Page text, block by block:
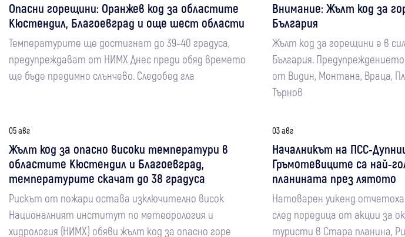
Опасни горещини: Оранжев код за областите
Кюстендил, Благоевград и още шест области
Температурите ще достигнат до 39–40 градуса,
предупреждават от НИМХ Днес преди обяд времето
ще бъде предимно слънчево. Следобед гла
Внимание: Жълт код за
България
Жълт код за горещини е в
България.
от Видин, Монтана, Враца,
Търнов
05 авг
Жълт код за опасно високи температури в
областите Кюстендил и Благоевград,
температурите скачат до 38 градуса
Рискът от пожари остава изключително висок
Националният институт по метеорология и
хидрология (НИМХ) обяви жълт код за опасно горе
03 авг
Началникът на ПСС-
Гръмотевиците са най-
планината през лятото
Натоварен уикенд
след поредица от акции за
туристи в Стара планина,